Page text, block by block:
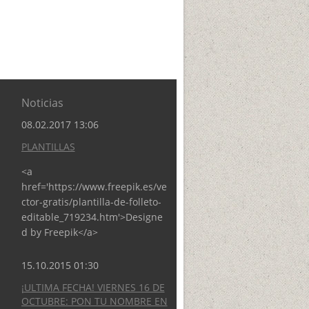
Noticias
08.02.2017 13:06
PLANTILLAS
<a
href='https://www.freepik.es/ve
ctor-gratis/plantilla-de-folleto-
editable_719234.htm'>Designe
d by Freepik</a>
15.10.2015 01:30
¡ULTIMA FECHA! VIERNES 16 DE
OCTUBRE: PON TU NOMBRE EN